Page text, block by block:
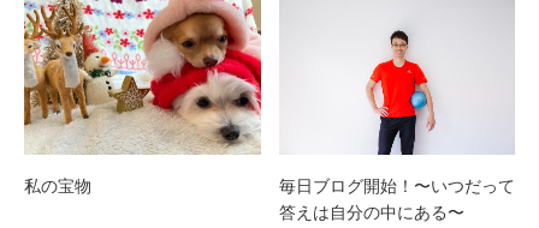
私の宝物
毎日ブログ開始！〜いつだって
答えは自分の中にある〜